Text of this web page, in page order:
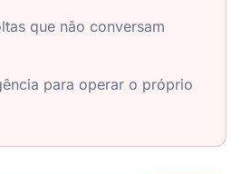
que não conversam
para operar o próprio